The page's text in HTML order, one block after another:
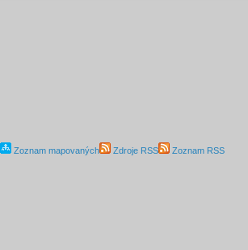
Zoznam mapovaných Zdroje RSS Zoznam RSS